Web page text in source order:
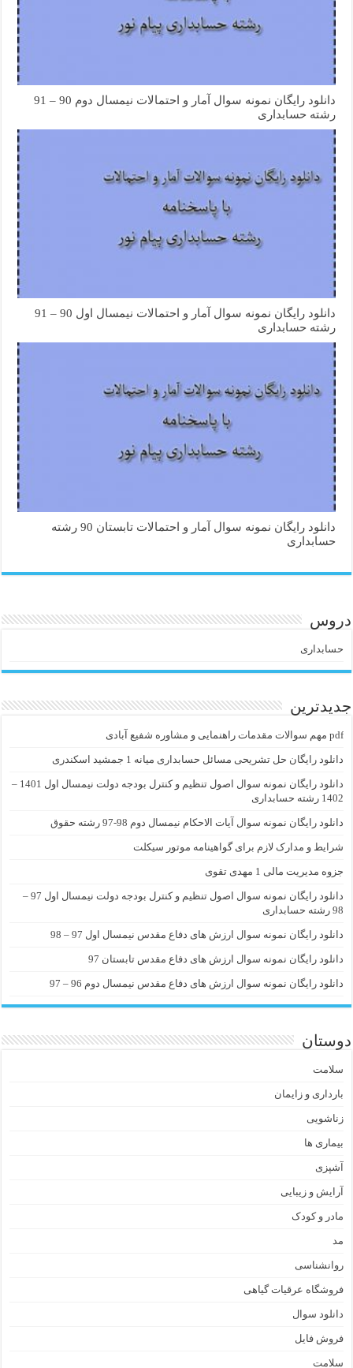
دانلود رایگان نمونه سوال آمار و احتمالات نیمسال دوم 90 – 91
رشته حسابداری
دانلود رایگان نمونه سوال آمار و احتمالات نیمسال اول 90 – 91
رشته حسابداری
دانلود رایگان نمونه سوال آمار و احتمالات تابستان 90 رشته
حسابداری
دروس
حسابداری
جدیدترین
pdf مهم سوالات مقدمات راهنمایی و مشاوره شفیع آبادی
دانلود رایگان حل تشریحی مسائل حسابداری میانه 1 جمشید اسکندری
دانلود رایگان نمونه سوال اصول تنظیم و کنترل بودجه دولت نیمسال اول 1401 –
1402 رشته حسابداری
دانلود رایگان نمونه سوال آیات الاحکام نیمسال دوم 98-97 رشته حقوق
شرایط و مدارک لازم برای گواهینامه موتور سیکلت
جزوه مدیریت مالی 1 مهدی تقوی
دانلود رایگان نمونه سوال اصول تنظیم و کنترل بودجه دولت نیمسال اول 97 –
98 رشته حسابداری
دانلود رایگان نمونه سوال ارزش های دفاع مقدس نیمسال اول 97 – 98
دانلود رایگان نمونه سوال ارزش های دفاع مقدس تابستان 97
دانلود رایگان نمونه سوال ارزش های دفاع مقدس نیمسال دوم 96 – 97
دوستان
سلامت
بارداری و زایمان
زناشویی
بیماری ها
آشپزی
آرایش و زیبایی
مادر و کودک
مد
روانشناسی
فروشگاه عرقیات گیاهی
دانلود سوال
فروش فایل
سلامت